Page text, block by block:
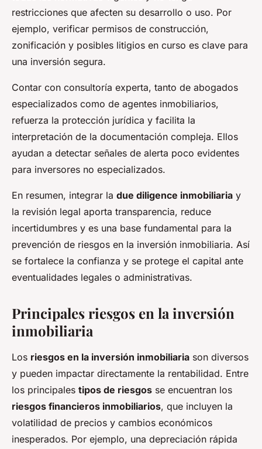
restricciones que afecten su desarrollo o uso. Por
ejemplo, verificar permisos de construcción,
zonificación y posibles litigios en curso es clave para
una inversión segura.
Contar con consultoría experta, tanto de abogados
especializados como de agentes inmobiliarios,
refuerza la protección jurídica y facilita la
interpretación de la documentación compleja. Ellos
ayudan a detectar señales de alerta poco evidentes
para inversores no especializados.
En resumen, integrar la due diligence inmobiliaria y
la revisión legal aporta transparencia, reduce
incertidumbres y es una base fundamental para la
prevención de riesgos en la inversión inmobiliaria. Así
se fortalece la confianza y se protege el capital ante
eventualidades legales o administrativas.
Principales riesgos en la inversión
inmobiliaria
Los riesgos en la inversión inmobiliaria son diversos
y pueden impactar directamente la rentabilidad. Entre
los principales tipos de riesgos se encuentran los
riesgos financieros inmobiliarios, que incluyen la
volatilidad de precios y cambios económicos
inesperados. Por ejemplo, una depreciación rápida